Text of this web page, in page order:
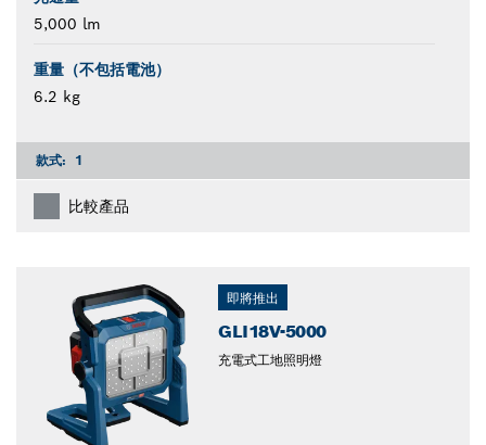
5,000 lm
重量（不包括電池）
6.2 kg
款式: 1
比較產品
即將推出
GLI18V-5000
充電式工地照明燈